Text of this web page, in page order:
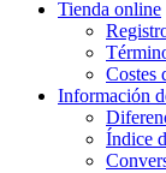
Tienda online
Costes
Información
Índice